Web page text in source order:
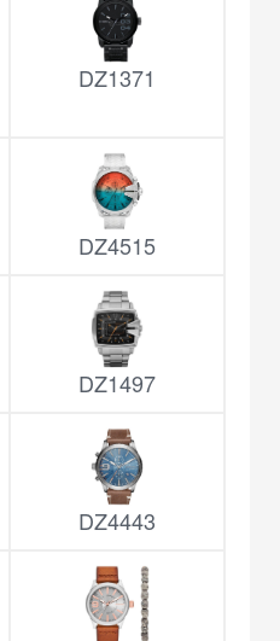
DZ1371
DZ4515
DZ1497
DZ4443